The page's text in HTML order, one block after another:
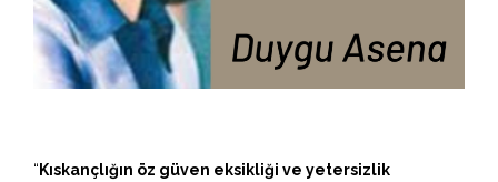
“ Kıskançlığın öz güven eksikliği ve yetersizlik